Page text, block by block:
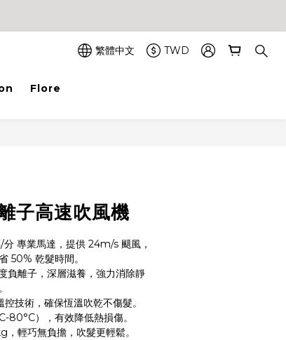
繁體中文 TWD
Flore
子高速吹風機
專業馬達，提供 24m/s 颶風，
50% 乾髮時間。
負離子，深層滋養，強力消除靜
技術，確保恆溫吹乾不傷髮。
80°C），有效降低熱損傷。
輕巧無負擔，吹髮更輕鬆。